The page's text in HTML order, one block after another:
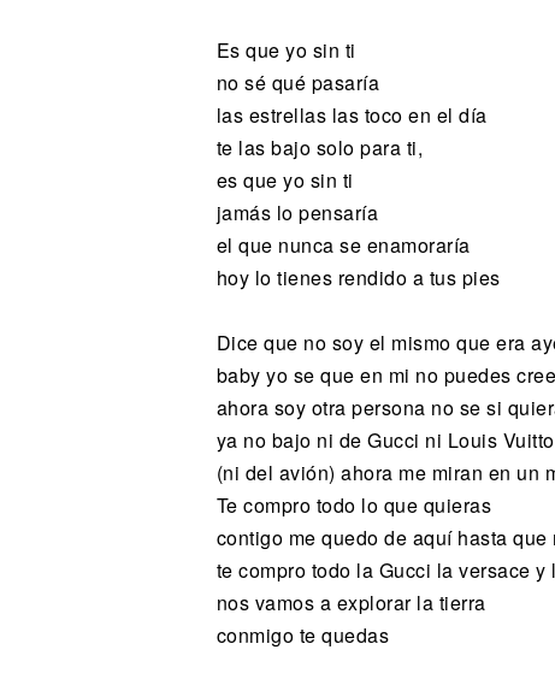
Es que yo sin ti
no sé qué pasaría
las estrellas las toco en el día
te las bajo solo para ti,
es que yo sin ti
jamás lo pensaría
el que nunca se enamoraría
hoy lo tienes rendido a tus pies
Dice que no soy el mismo que era
baby yo se que en mi no puedes
ahora soy otra persona no se si
ya no bajo ni de Gucci ni Louis
(ni del avión) ahora me miran en un
Te compro todo lo que quieras
contigo me quedo de aquí hasta que
te compro todo la Gucci la versace y
nos vamos a explorar la tierra
conmigo te quedas